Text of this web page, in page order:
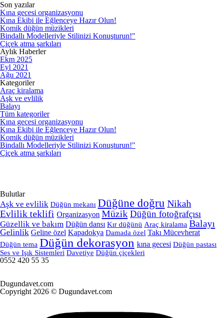
Son yazılar
Kına gecesi organizasyonu
Kına Ekibi ile Eğlenceye Hazır Olun!
Komik düğün müzikleri
Bindallı Modelleriyle Stilinizi Konuşturun!"
Çiçek atma şarkıları
Aylık Haberler
Ekm 2025
Eyl 2021
Ağu 2021
Kategoriler
Araç kiralama
Aşk ve evlilik
Balayı
Tüm kategoriler
Kına gecesi organizasyonu
Kına Ekibi ile Eğlenceye Hazır Olun!
Komik düğün müzikleri
Bindallı Modelleriyle Stilinizi Konuşturun!"
Çiçek atma şarkıları
Bulutlar
Aşk ve evlilik Düğün mekanı Düğüne doğru Nikah
Evlilik teklifi Organizasyon Müzik Düğün fotoğrafçısı
Güzellik ve bakım Düğün dansı Kır düğünü Araç kiralama Balayı
Gelinlik Geline özel Kapadokya Damada özel Takı Mücevherat
Düğün tema Düğün dekorasyon kına gecesi Düğün pastası
Ses ve Işık Sistemleri Davetiye Düğün çiçekleri
0552 420 55 35
Dugundavet.com
Copyright 2026 © Dugundavet.com